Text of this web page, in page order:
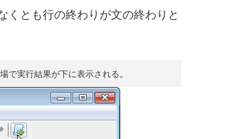
くとも行の終わりが文の終わりと
実行結果が下に表示される。